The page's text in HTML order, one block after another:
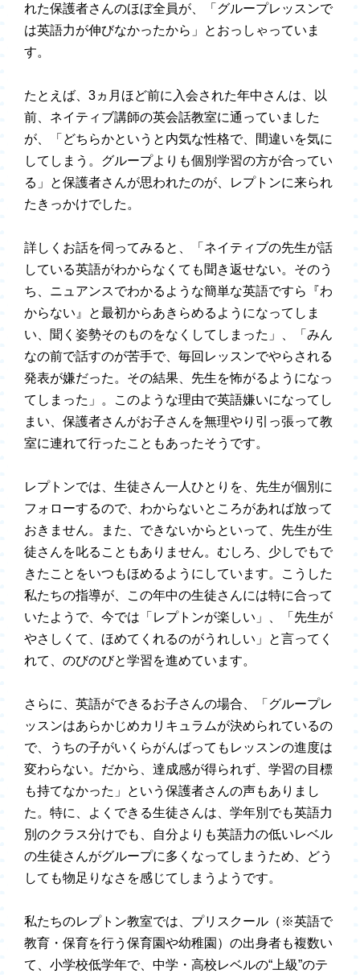
れた保護者さんのほぼ全員が、「グループレッスンで
は英語力が伸びなかったから」とおっしゃっていま
す。
たとえば、3ヵ月ほど前に入会された年中さんは、以
前、ネイティブ講師の英会話教室に通っていました
が、「どちらかというと内気な性格で、間違いを気に
してしまう。グループよりも個別学習の方が合ってい
る」と保護者さんが思われたのが、レプトンに来られ
たきっかけでした。
詳しくお話を伺ってみると、「ネイティブの先生が話
している英語がわからなくても聞き返せない。そのう
ち、ニュアンスでわかるような簡単な英語ですら『わ
からない』と最初からあきらめるようになってしま
い、聞く姿勢そのものをなくしてしまった」、「みん
なの前で話すのが苦手で、毎回レッスンでやらされる
発表が嫌だった。その結果、先生を怖がるようになっ
てしまった」。このような理由で英語嫌いになってし
まい、保護者さんがお子さんを無理やり引っ張って教
室に連れて行ったこともあったそうです。
レプトンでは、生徒さん一人ひとりを、先生が個別に
フォローするので、わからないところがあれば放って
おきません。また、できないからといって、先生が生
徒さんを叱ることもありません。むしろ、少しでもで
きたことをいつもほめるようにしています。こうした
私たちの指導が、この年中の生徒さんには特に合って
いたようで、今では「レプトンが楽しい」、「先生が
やさしくて、ほめてくれるのがうれしい」と言ってく
れて、のびのびと学習を進めています。
さらに、英語ができるお子さんの場合、「グループレ
ッスンはあらかじめカリキュラムが決められているの
で、うちの子がいくらがんばってもレッスンの進度は
変わらない。だから、達成感が得られず、学習の目標
も持てなかった」という保護者さんの声もありまし
た。特に、よくできる生徒さんは、学年別でも英語力
別のクラス分けでも、自分よりも英語力の低いレベル
の生徒さんがグループに多くなってしまうため、どう
しても物足りなさを感じてしまうようです。
私たちのレプトン教室では、プリスクール（※英語で
教育・保育を行う保育園や幼稚園）の出身者も複数い
て、小学校低学年で、中学・高校レベルの“上級”のテ